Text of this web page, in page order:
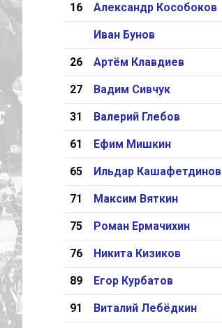
16 Александр Кособоков
Иван Бунов
26 Артём Клавдиев
27 Вадим Сивчук
31 Валерий Глебов
61 Ефим Мишкин
65 Ильдар Кашафетдинов
71 Максим Вяткин
75 Роман Ермачихин
76 Никита Кизиков
89 Егор Курбатов
91 Виталий Лебёдкин